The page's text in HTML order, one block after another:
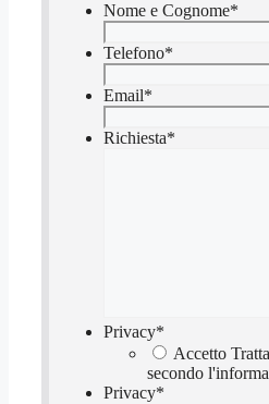
Nome e Cognome*
Telefono*
Email*
Richiesta*
Privacy*
Accetto
secondo
Privacy*